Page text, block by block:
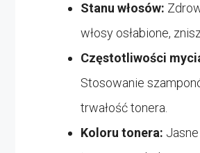
Stanu włosów:
włosy osłabione,
Częstotliwości
Stosowanie
trwałość tonera.
Koloru tonera: